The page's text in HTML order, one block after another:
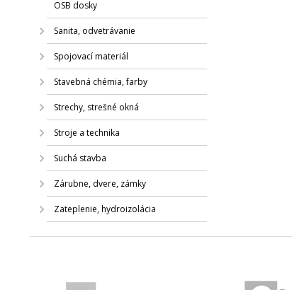
OSB dosky
Sanita, odvetrávanie
Spojovací materiál
Stavebná chémia, farby
Strechy, strešné okná
Stroje a technika
Suchá stavba
Zárubne, dvere, zámky
Zateplenie, hydroizolácia